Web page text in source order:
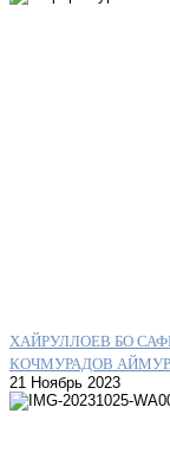
ХАЙРУЛЛОЕВ БО
КОЧМУРАДОВ
21 Ноябрь 2023